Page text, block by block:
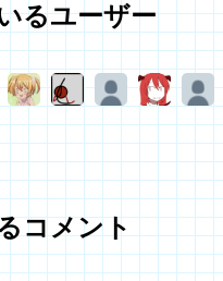
るユーザー
コメント